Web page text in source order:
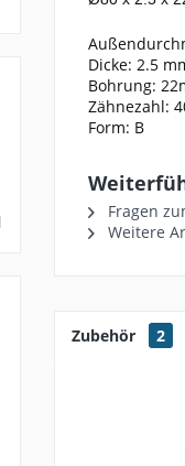
Dicke: 2.5
Bohrung:
Zähnezahl:
Form: B
Fragen
Weitere
Zubehör 2